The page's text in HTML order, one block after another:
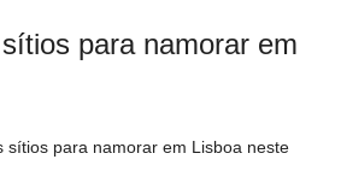
para namorar em
sítios para namorar em Lisboa neste